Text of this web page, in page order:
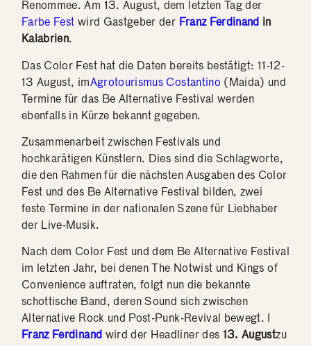
Renommee. Am 13. August, dem letzten Tag der
Farbe Fest wird Gastgeber der Franz Ferdinand in
Kalabrien.
Das Color Fest hat die Daten bereits bestätigt: 11-12-
13 August, imAgrotourismus Costantino (Maida) und
Termine für das Be Alternative Festival werden
ebenfalls in Kürze bekannt gegeben.
Zusammenarbeit zwischen Festivals und
hochkarätigen Künstlern. Dies sind die Schlagworte,
die den Rahmen für die nächsten Ausgaben des Color
Fest und des Be Alternative Festival bilden, zwei
feste Termine in der nationalen Szene für Liebhaber
der Live-Musik.
Nach dem Color Fest und dem Be Alternative Festival
im letzten Jahr, bei denen The Notwist und Kings of
Convenience auftraten, folgt nun die bekannte
schottische Band, deren Sound sich zwischen
Alternative Rock und Post-Punk-Revival bewegt. I
Franz Ferdinand wird der Headliner des 13. Augustzu